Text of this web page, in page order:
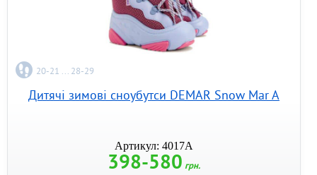
20-21 ... 28-29
Дитячі зимові сноубутси DEMAR Snow Mar A
Артикул: 4017A
398-580 грн.